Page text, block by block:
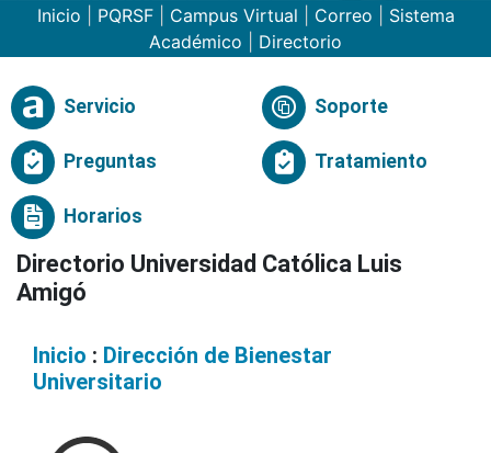
Inicio PQRSF| Campus Virtual Correo
Sistema
Académico
Directorio
Servicio Soporte
Preguntas Tratamiento
Horarios
Directorio Universidad Católica Luis
Amigó
Inicio : Dirección de Bienestar
Universitario